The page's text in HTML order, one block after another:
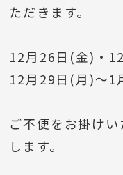
ただきます。
12月26日(金)・
12月29日(月)～
ご不便をお掛け
します。